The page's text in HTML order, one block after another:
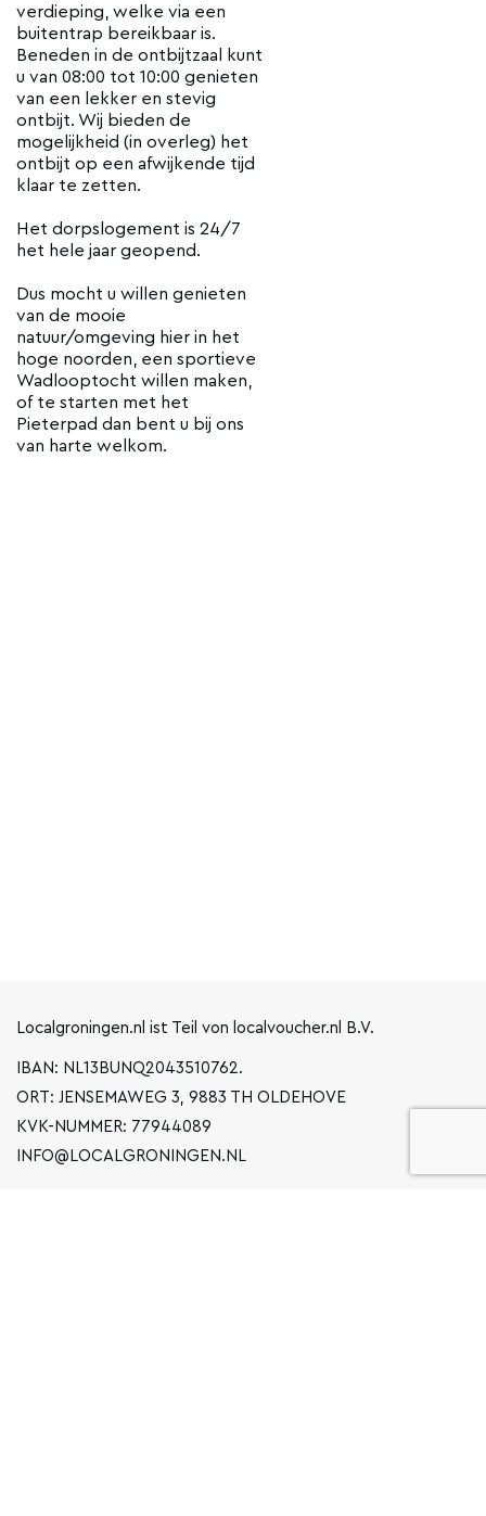
verdieping, welke via een
buitentrap bereikbaar is.
Beneden in de ontbijtzaal kunt
u van 08:00 tot 10:00 genieten
van een lekker en stevig
ontbijt. Wij bieden de
mogelijkheid (in overleg) het
ontbijt op een afwijkende tijd
klaar te zetten.
Het dorpslogement is 24/7
het hele jaar geopend.
Dus mocht u willen genieten
van de mooie
natuur/omgeving hier in het
hoge noorden, een sportieve
Wadlooptocht willen maken,
of te starten met het
Pieterpad dan bent u bij ons
van harte welkom.
Localgroningen.nl ist Teil von localvoucher.nl B.V.
IBAN: NL13BUNQ2043510762.
ORT: JENSEMAWEG 3, 9883 TH OLDEHOVE
KVK-NUMMER: 77944089
INFO@LOCALGRONINGEN.NL